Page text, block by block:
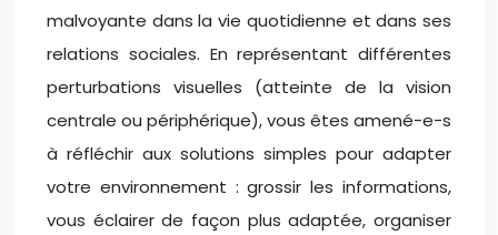
malvoyante dans la vie quotidienne et dans ses
relations sociales. En représentant différentes
perturbations visuelles (atteinte de la vision
centrale ou périphérique), vous êtes amené-e-s
à réfléchir aux solutions simples pour adapter
votre environnement : grossir les informations,
vous éclairer de façon plus adaptée, organiser